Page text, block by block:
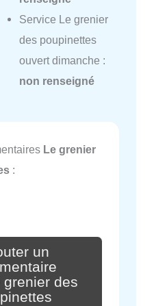
Service Le grenier
des poupinettes
ouvert dimanche :
non renseigné
Le grenier
:
un
grenier des